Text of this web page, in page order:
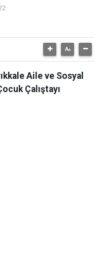
Aile ve Sosyal
Çalıştayı